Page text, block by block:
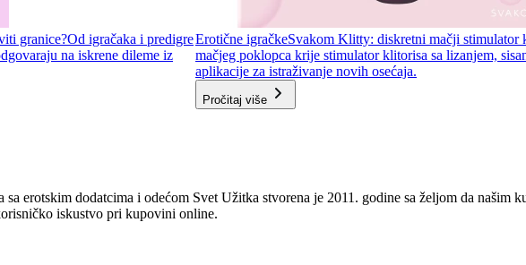
granice?Od igračaka i predigre
na iskrene dileme iz
Erotične igračkeSvakom Klitty: diskretni mačji stimulator
mačjeg poklopca krije stimulator klitorisa sa lizanjem,
aplikacije za istraživanje novih osećaja.
Pročitaj više
sa erotskim dodatcima i odećom Svet Užitka stvorena je 2011. godine sa željom da našim
iskustvo pri kupovini online.